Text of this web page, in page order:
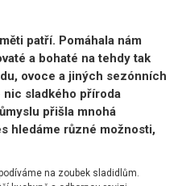
patří. Pomáhala nám
a bohaté na tehdy tak
ovoce a jiných sezónních
sladkého příroda
přišla mnohá
hledáme různé možnosti,
na zoubek sladidlům.